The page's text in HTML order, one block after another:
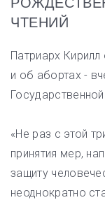
ЧТЕНИЙ
Патриарх
и об абортах -
«Не раз с этой
принятия мер,
защиту
неоднократно